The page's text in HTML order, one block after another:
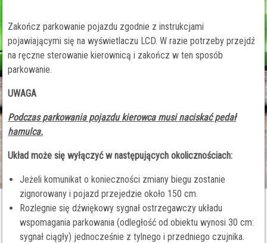
Zakończ parkowanie pojazdu zgodnie z instrukcjami
pojawiającymi się na wyświetlaczu LCD. W razie potrzeby przejdź
na ręczne sterowanie kierownicą i zakończ w ten sposób
parkowanie.
UWAGA
Podczas parkowania pojazdu kierowca musi naciskać pedał
hamulca.
Układ może się wyłączyć w następujących okolicznościach:
Jeżeli komunikat o konieczności zmiany biegu zostanie
zignorowany i pojazd przejedzie około 150 cm.
Rozlegnie się dźwiękowy sygnał ostrzegawczy układu
wspomagania parkowania (odległość od obiektu wynosi 30 cm:
sygnał ciągły) jednocześnie z tylnego i przedniego czujnika.